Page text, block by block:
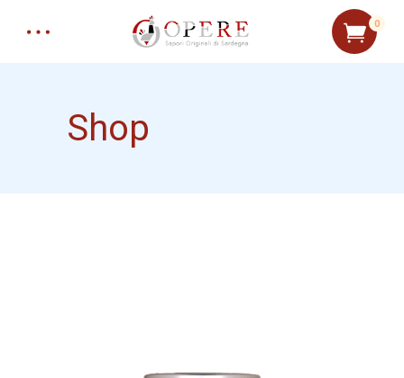
0
Shop